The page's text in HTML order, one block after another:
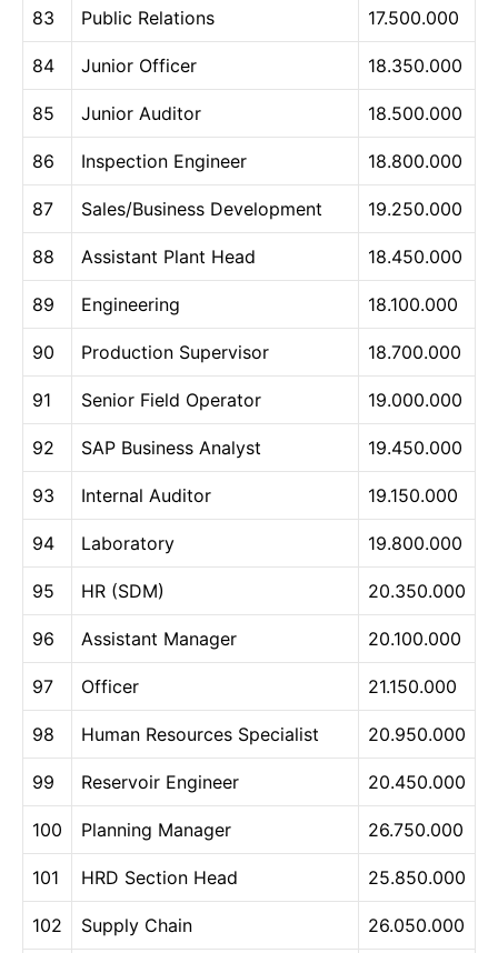
83 Public Relations 17.500.000
84 Junior Officer 18.350.000
85 Junior Auditor 18.500.000
86 Inspection Engineer 18.800.000
87 Sales/Business Development 19.250.000
88 Assistant Plant Head 18.450.000
89 Engineering 18.100.000
90 Production Supervisor 18.700.000
91 Senior Field Operator 19.000.000
92 SAP Business Analyst 19.450.000
93 Internal Auditor 19.150.000
94 Laboratory 19.800.000
95 HR (SDM) 20.350.000
96 Assistant Manager 20.100.000
97 Officer 21.150.000
98 Human Resources Specialist 20.950.000
99 Reservoir Engineer 20.450.000
100 Planning Manager 26.750.000
101 HRD Section Head 25.850.000
102 Supply Chain 26.050.000